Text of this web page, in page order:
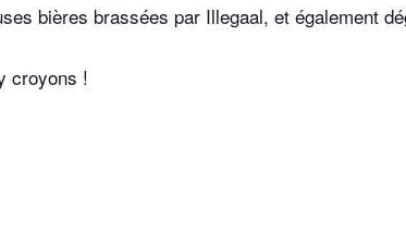
bières brassées par Illegaal, et également
croyons !